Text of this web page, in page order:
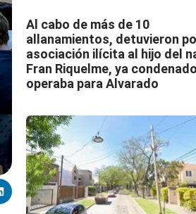
Al cabo de más de 10
allanamientos, detuvieron
asociación ilícita al hijo del
Fran Riquelme, ya
operaba para Alvarado